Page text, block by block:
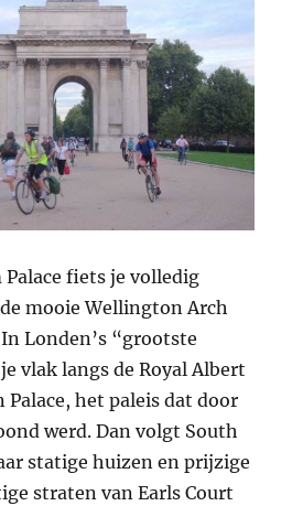
fiets je volledig
mooie Wellington Arch
Londen’s “grootste
vlak langs de Royal Albert
het paleis dat door
werd. Dan volgt South
statige huizen en prijzige
straten van Earls Court